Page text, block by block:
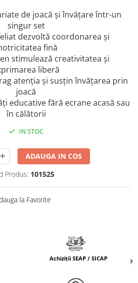
Joaca
Patut
Jucarii
Copii
de joacă și învățare într-un
singur set
dezvoltă coordonarea și
fină
stimulează creativitatea și
liberă
atenția și susțin învățarea prin
joacă
educative fără ecrane acasă sau
în călătorii
IN STOC
ADAUGA IN COS
Produs: 101525
la Favorite
Achiziții SEAP / SICAP